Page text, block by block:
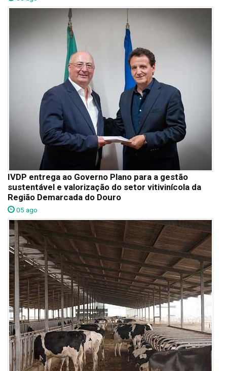
IVDP entrega ao Governo Plano para a gestão
sustentável e valorização do setor vitivinícola da
Região Demarcada do Douro
05 ago